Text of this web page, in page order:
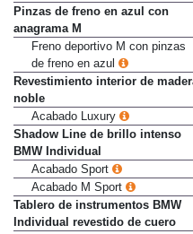
Pintura sólida Schwarz
Pinzas de freno en azul con
anagrama M
Freno deportivo M con pinzas
de freno en azul
Revestimiento interior de madera
noble
Acabado Luxury
Shadow Line de brillo intenso
BMW Individual
Acabado Sport
Acabado M Sport
Tablero de instrumentos BMW